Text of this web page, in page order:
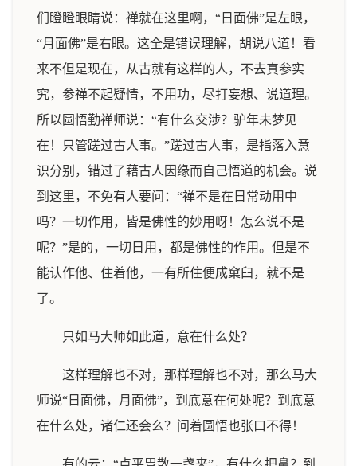
们瞪瞪眼睛说：禅就在这里啊，“日面佛”是左眼，
“月面佛”是右眼。这全是错误理解，胡说八道！看
来不但是现在，从古就有这样的人，不去真参实
究，参禅不起疑情，不用功，尽打妄想、说道理。
所以圆悟勤禅师说：“有什么交涉？驴年未梦见
在！只管蹉过古人事。”蹉过古人事，是指落入意
识分别，错过了藉古人因缘而自己悟道的机会。说
到这里，不免有人要问：“禅不是在日常动用中
吗？一切作用，皆是佛性的妙用呀！怎么说不是
呢？”是的，一切日用，都是佛性的作用。但是不
能认作他、住着他，一有所住便成窠臼，就不是
了。
只如马大师如此道，意在什么处？
这样理解也不对，那样理解也不对，那么马大
师说“日面佛，月面佛”，到底意在何处呢？到底意
在什么处，诸仁还会么？问着圆悟也张口不得！